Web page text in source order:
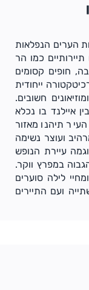
הערים הנפלאות
כמו הר
חופים קסומים
ייחודית
חשובים.
איילנד בו נכלא
תיהנו מאזור
ועוצר נשימה
עיירת הנופש
במפרץ ווקר.
לילה סוערים
ועם התיירים